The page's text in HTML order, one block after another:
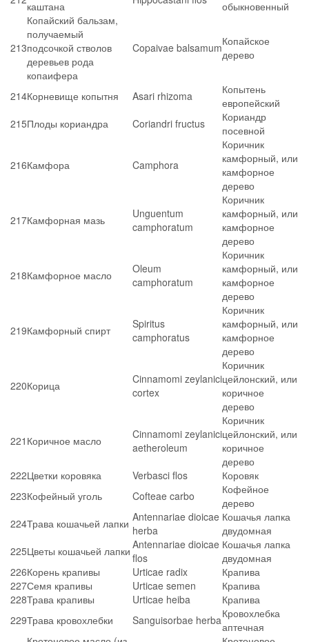
каштана
обыкновенный
213
Копайский бальзам,
получаемый
подсочкой стволов
деревьев рода
копаифера
Copaivae balsamumКопайское
дерево
214Корневище копытня Asari rhizoma
Копытень
европейский
215Плоды кориандра Coriandri fructus
Кориандр
посевной
216Камфора Camphora
Коричник
камфорный, или
камфорное
дерево
217Камфорная мазь
Unguentum
camphoratum
Коричник
камфорный, или
камфорное
дерево
218Камфорное масло
Oleum
camphoratum
Коричник
камфорный, или
камфорное
дерево
219Камфорный спирт
Spiritus
camphoratus
Коричник
камфорный, или
камфорное
дерево
220Корица
Cinnamomi zeylanici
cortex
Коричник
цейлонский, или
коричное
дерево
221 Коричное масло
Cinnamomi zeylanici
aetheroleum
Коричник
цейлонский, или
коричное
дерево
222Цветки коровяка Verbasci flos
Коровяк
223Кофейный уголь Cofteae carbo
Кофейное
дерево
224Трава кошачьей лапки Antennariae dioicae
herba
Кошачья лапка
двудомная
225Цветы кошачьей лапки Antennariae dioicae
flos
Кошачья лапка
двудомная
226Корень крапивы Urticae radix
Крапива
227Семя крапивы Urticae semen
Крапива
228Трава крапивы Urticae heiba
Крапива
229Трава кровохлебки Sanguisorbae herbaКровохлебка
аптечная